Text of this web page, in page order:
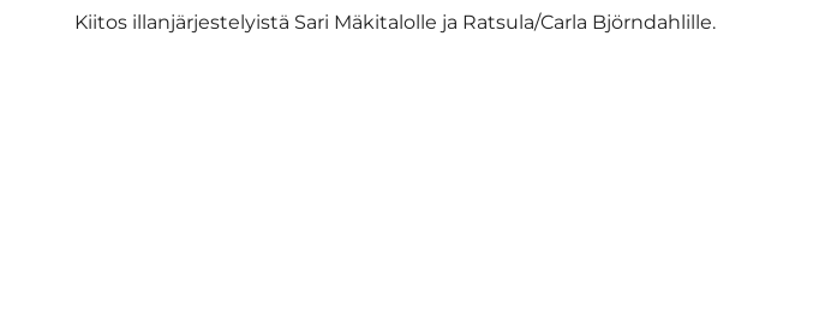
Kiitos illanjärjestelyistä Sari Mäkitalolle ja Ratsula/Carla Björndahlille.